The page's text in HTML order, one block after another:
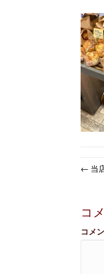
← 当
コ
コメ